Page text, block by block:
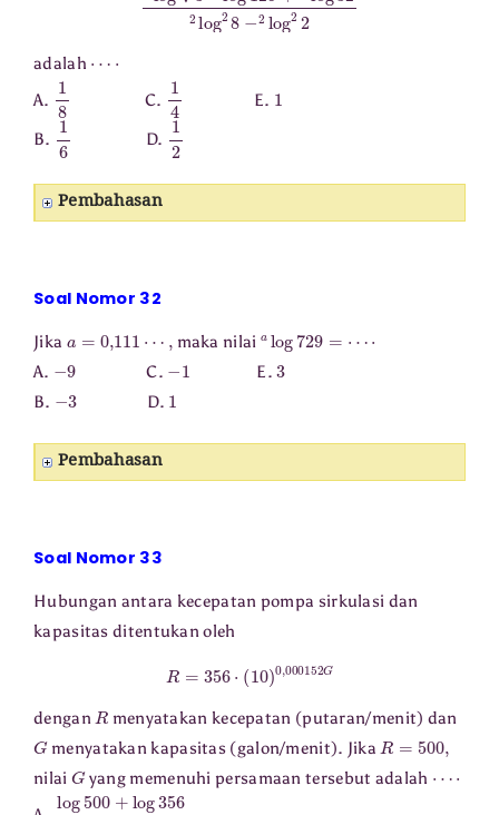
adalah
A. 18 C. 14 E. 1
B. 16 D. 12
Pembahasan
Soal Nomor 32
Jika ,111 ⋯ maka nilai a log 729
A. 9 C. E.3
B. 3 D. 1
Pembahasan
Soal Nomor 33
Hubungan antara kecepatan pompa sirkulasi dan
kapasitas ditentukan oleh
=356⋅(10 )0,000152G
denganR menyatakan kecepatan (putaran/menit) dan
Gmenyatakan kapasitas (galon/menit). JikaR= 500,
nilai Gyang memenuhi persamaan tersebut adalah
log500 +log3560